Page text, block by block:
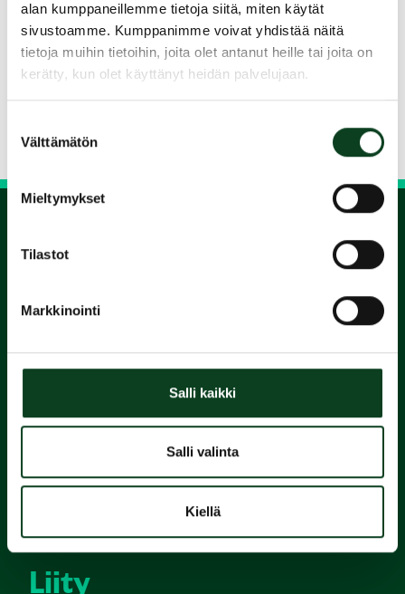
alan kumppaneillemme tietoja siitä, miten käytät
sivustoamme. Kumppanimme voivat yhdistää näitä
tietoja muihin tietoihin, joita olet antanut heille tai joita on
kerätty, kun olet käyttänyt heidän palvelujaan.
valinta
Välttämätön
Mieltymykset
Tilastot
Markkinointi
Salli kaikki
Salli valinta
Kiellä
Lisätietoa: harri@mrgolfschool.fi
040 538 9493
Jaa kurssi kaverille
Siirry takaisin hakuun
1.
Varaa
Green Card
3.
Liity